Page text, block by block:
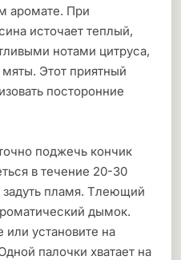
аромате. При
источает теплый,
нотами цитруса,
Этот приятный
посторонние
поджечь кончик
в течение 20-30
задуть пламя. Тлеющий
дымок.
установите на
палочки хватает на